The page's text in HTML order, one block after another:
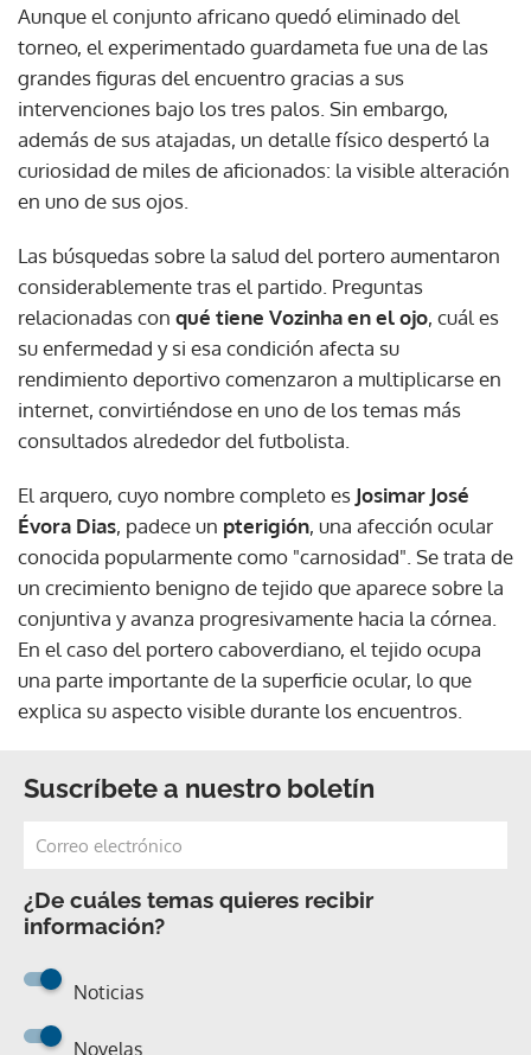
Aunque el conjunto africano quedó eliminado del
torneo, el experimentado guardameta fue una de las
grandes figuras del encuentro gracias a sus
intervenciones bajo los tres palos. Sin embargo,
además de sus atajadas, un detalle físico despertó la
curiosidad de miles de aficionados: la visible alteración
en uno de sus ojos.
Las búsquedas sobre la salud del portero aumentaron
considerablemente tras el partido. Preguntas
relacionadas con qué tiene Vozinha en el ojo, cuál es
su enfermedad y si esa condición afecta su
rendimiento deportivo comenzaron a multiplicarse en
internet, convirtiéndose en uno de los temas más
consultados alrededor del futbolista.
El arquero, cuyo nombre completo es Josimar José
Évora Dias, padece un pterigión, una afección ocular
conocida popularmente como "carnosidad". Se trata de
un crecimiento benigno de tejido que aparece sobre la
conjuntiva y avanza progresivamente hacia la córnea.
En el caso del portero caboverdiano, el tejido ocupa
una parte importante de la superficie ocular, lo que
explica su aspecto visible durante los encuentros.
Suscríbete a nuestro boletín
¿De cuáles temas quieres recibir
información?
Noticias
Novelas